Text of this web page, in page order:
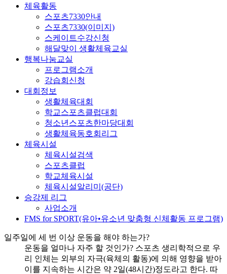
체육활동
스포츠7330안내
스포츠7330(이미지)
스케이트수강신청
해달맞이 생활체육교실
행복나눔교실
프로그램소개
강습회신청
대회정보
생활체육대회
학교스포츠클럽대회
청소년스포츠한마당대회
생활체육동호회리그
체육시설
체육시설검색
스포츠클럽
학교체육시설
체육시설알리미(공단)
승강제 리그
사업소개
FMS for SPORT(유아•유소년 맞춤형 신체활동 프로그램)
일주일에 세 번 이상 운동을 해야 하는가?
운동을 얼마나 자주 할 것인가? 스포츠 생리학적으로 우
리 인체는 외부의 자극(육체의 활동)에 의해 영향을 받아
이를 지속하는 시간은 약 2일(48시간)정도라고 한다. 따